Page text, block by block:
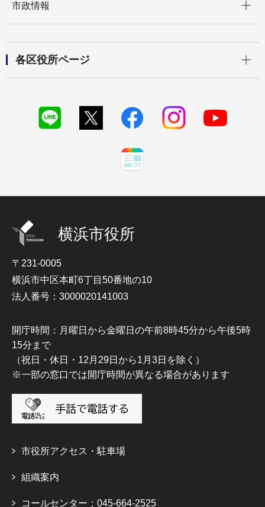
市政情報
各区役所ページ
横浜市役所
〒231-0005
横浜市中区本町6丁目50番地の10
法人番号：3000020141003
開庁時間：月曜日から金曜日の午前8時45分から午後5時
15分まで
（祝日・休日・12月29日から1月3日を除く）
※一部の窓口では開庁時間が異なる場合があります
市役所アクセス・駐車場
組織案内
コールセンター：045-664-2525